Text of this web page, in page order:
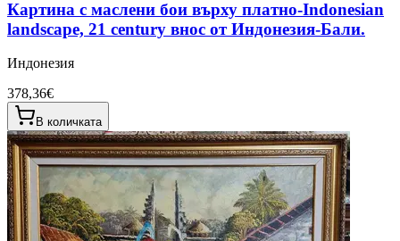
Картина с маслени бои върху платно-Indonesian
landscape, 21 century внос от Индонезия-Бали.
Индонезия
378,36€
В количката